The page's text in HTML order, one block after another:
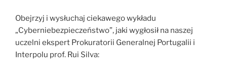
Obejrzyj i wysłuchaj ciekawego wykładu
„Cyberniebezpieczeństwo”, jaki wygłosił na naszej
uczelni ekspert Prokuratorii Generalnej Portugalii i
Interpolu prof. Rui Silva: